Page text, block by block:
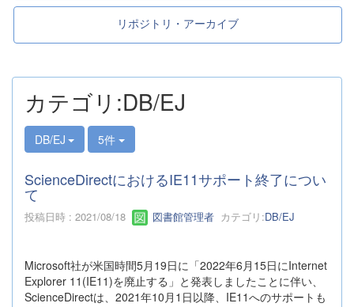
リポジトリ・アーカイブ
カテゴリ:DB/EJ
DB/EJ 5件
ScienceDirectにおけるIE11サポート終了につい
て
投稿日時 : 2021/08/18 図書館管理者 カテゴリ:DB/EJ
Microsoft社が米国時間5月19日に「2022年6月15日にInternet
Explorer 11(IE11)を廃止する」と発表しましたことに伴い、
ScienceDirectは、2021年10月1日以降、IE11へのサポートも